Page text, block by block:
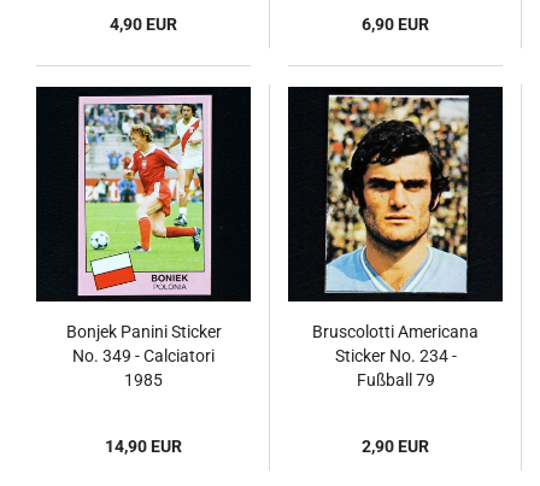
4,90 EUR 6,90 EUR
Bonjek Panini Sticker
No. 349 - Calciatori
1985
14,90 EUR
Bruscolotti Americana
Sticker No. 234 -
Fußball 79
2,90 EUR